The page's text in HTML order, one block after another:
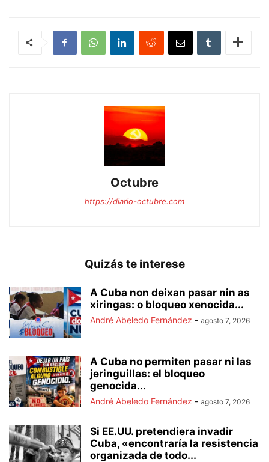
Octubre
https://diario-octubre.com
Quizás te interese
A Cuba non deixan pasar nin as
xiringas: o bloqueo xenocida...
André Abeledo Fernández - agosto 7, 2026
A Cuba no permiten pasar ni las
jeringuillas: el bloqueo
genocida...
André Abeledo Fernández - agosto 7, 2026
Si EE.UU. pretendiera invadir
Cuba, «encontraría la resistencia
organizada de todo...